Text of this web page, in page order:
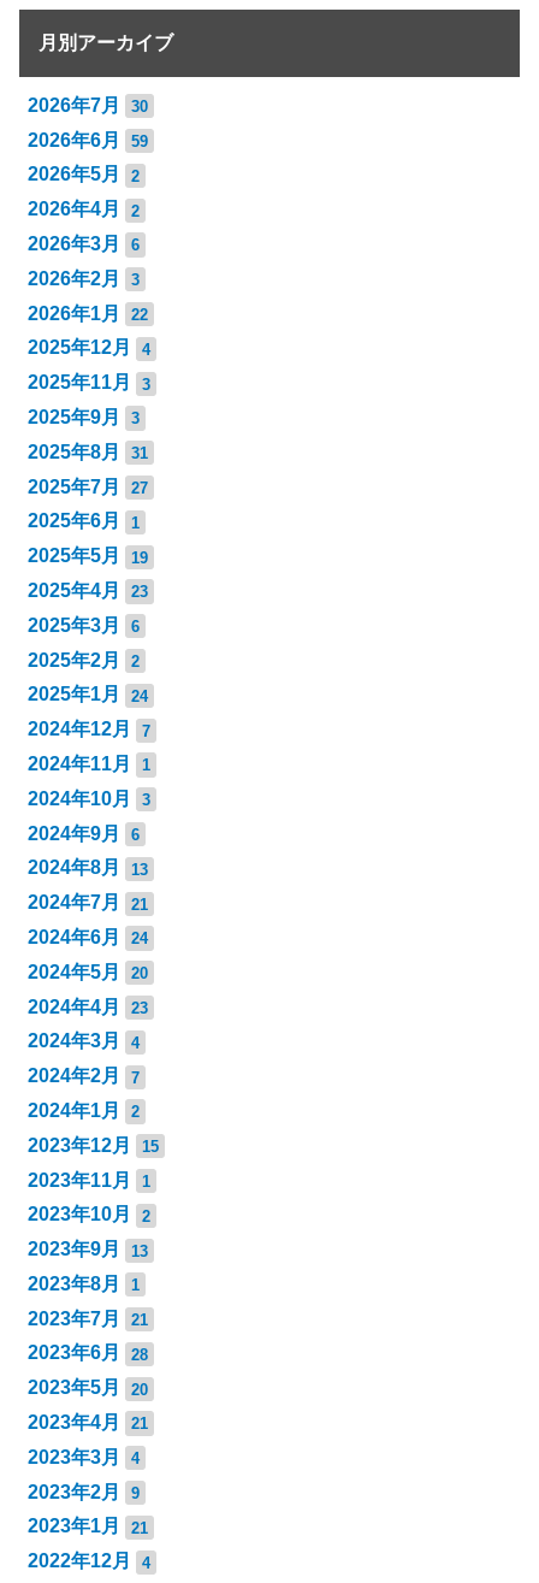
月別アーカイブ
2026年7月 30
2026年6月 59
2026年5月 2
2026年4月 2
2026年3月 6
2026年2月 3
2026年1月 22
2025年12月 4
2025年11月 3
2025年9月 3
2025年8月 31
2025年7月 27
2025年6月 1
2025年5月 19
2025年4月 23
2025年3月 6
2025年2月 2
2025年1月 24
2024年12月 7
2024年11月 1
2024年10月 3
2024年9月 6
2024年8月 13
2024年7月 21
2024年6月 24
2024年5月 20
2024年4月 23
2024年3月 4
2024年2月 7
2024年1月 2
2023年12月 15
2023年11月 1
2023年10月 2
2023年9月 13
2023年8月 1
2023年7月 21
2023年6月 28
2023年5月 20
2023年4月 21
2023年3月 4
2023年2月 9
2023年1月 21
2022年12月 4